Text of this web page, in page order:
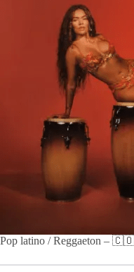
Pop latino / Reggaeton – 🇨🇴